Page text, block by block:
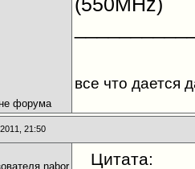
все что дается
21:50
Цитата: